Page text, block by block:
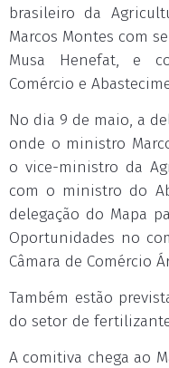
brasileiro da
Marcos Montes com
Musa Henefat, e
Comércio e
No dia 9 de maio, a
onde o ministro
o vice-ministro da
com o ministro do
delegação do Mapa
Oportunidades no
Câmara de Comércio
Também estão
do setor de
A comitiva chega ao